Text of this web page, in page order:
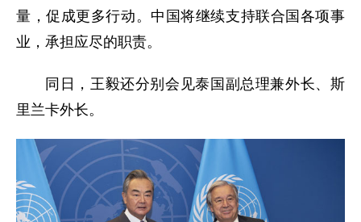
量，促成更多行动。中国将继续支持联合国各项事
业，承担应尽的职责。
同日，王毅还分别会见泰国副总理兼外长、斯
里兰卡外长。